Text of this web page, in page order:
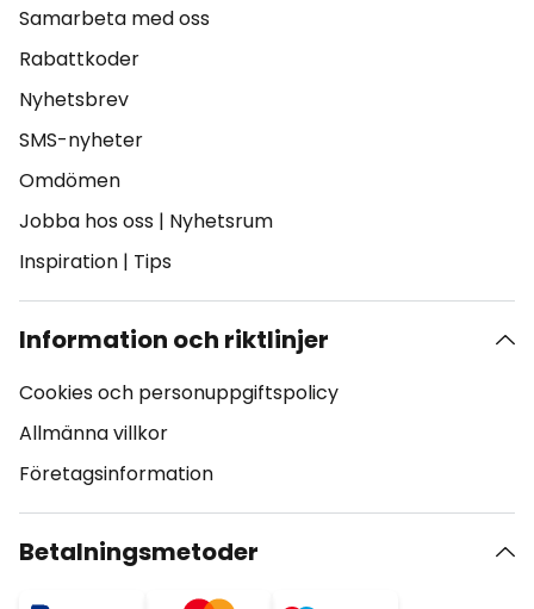
Samarbeta med oss
Rabattkoder
Nyhetsbrev
SMS-nyheter
Omdömen
Jobba hos oss | Nyhetsrum
Inspiration | Tips
Information och riktlinjer
Cookies och personuppgiftspolicy
Allmänna villkor
Företagsinformation
Betalningsmetoder